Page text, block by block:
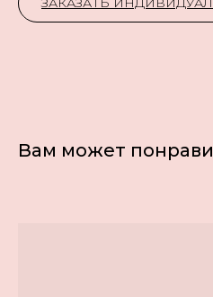
Вам может